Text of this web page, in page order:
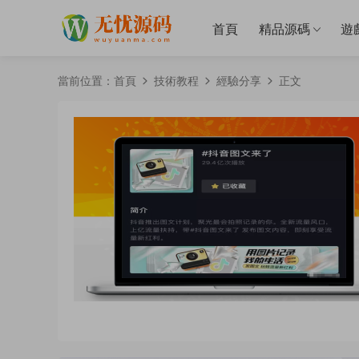
首頁 精品源碼 遊
當前位置： 首頁 技術教程 經驗分享 正文